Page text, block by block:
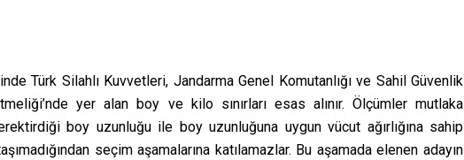
Türk Silahlı Kuvvetleri, Jandarma Genel Komutanlığı ve Sahil Güvenlik
yer alan boy ve kilo sınırları esas alınır. Ölçümler mutlaka
boy uzunluğu ile boy uzunluğuna uygun vücut ağırlığına sahip
seçim aşamalarına katılamazlar. Bu aşamada elenen adayın